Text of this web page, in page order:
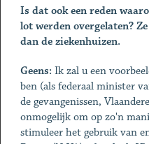
Is dat ook een reden
lot werden overgelaten?
dan de ziekenhuizen.
Geens: Ik zal u een
ben (als federaal minister
de gevangenissen,
onmogelijk om op zo'n
stimuleer het gebruik van